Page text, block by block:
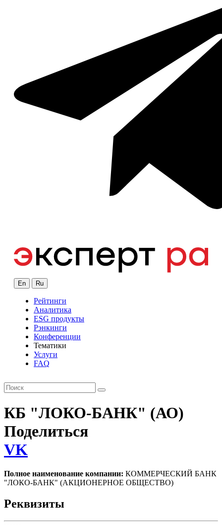
En Ru
Рейтинги
Аналитика
ESG продукты
Рэнкинги
Конференции
Тематики
Услуги
FAQ
КБ "ЛОКО-БАНК" (АО)
Поделиться
VK
Полное наименование компании: КОММЕРЧЕСКИЙ БАНК
"ЛОКО-БАНК" (АКЦИОНЕРНОЕ ОБЩЕСТВО)
Реквизиты